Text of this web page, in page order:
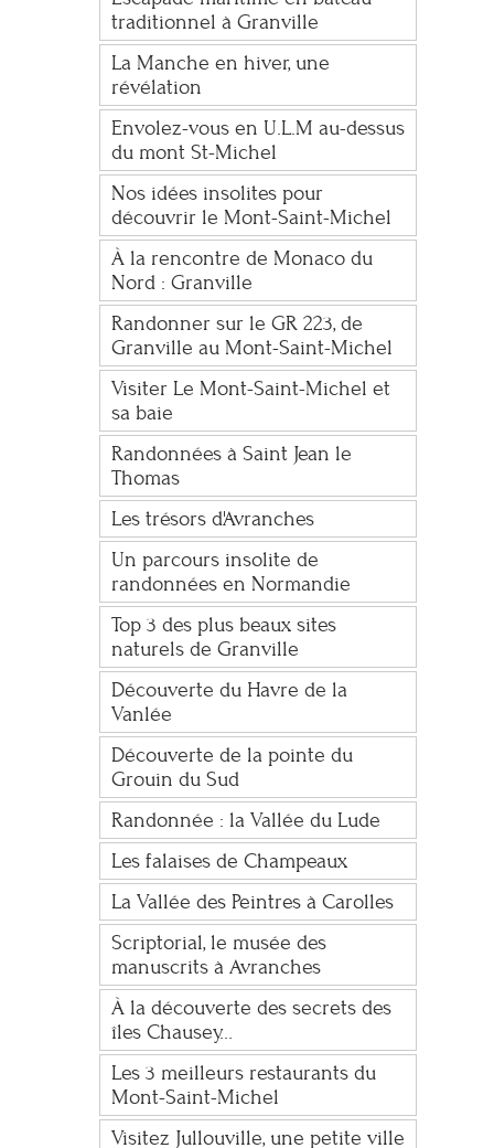
traditionnel à Granville
La Manche en hiver, une
révélation
Envolez-vous en U.L.M au-dessus
du mont St-Michel
Nos idées insolites pour
découvrir le Mont-Saint-Michel
À la rencontre de Monaco du
Nord : Granville
Randonner sur le GR 223, de
Granville au Mont-Saint-Michel
Visiter Le Mont-Saint-Michel et
sa baie
Randonnées à Saint Jean le
Thomas
Les trésors d'Avranches
Un parcours insolite de
randonnées en Normandie
Top 3 des plus beaux sites
naturels de Granville
Découverte du Havre de la
Vanlée
Découverte de la pointe du
Grouin du Sud
Randonnée : la Vallée du Lude
Les falaises de Champeaux
La Vallée des Peintres à Carolles
Scriptorial, le musée des
manuscrits à Avranches
À la découverte des secrets des
îles Chausey…
Les 3 meilleurs restaurants du
Mont-Saint-Michel
Visitez Jullouville, une petite ville